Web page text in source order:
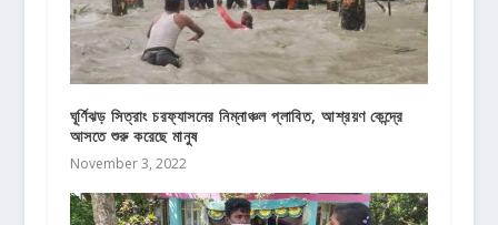
ঘূর্ণিঝড় সিত্রাং চরফ্যাসনের নিম্নাঞ্চল প্লাবিত, আশ্রয়ণ কেন্দ্রে
আসতে শুরু করেছে মানুষ
November 3, 2022